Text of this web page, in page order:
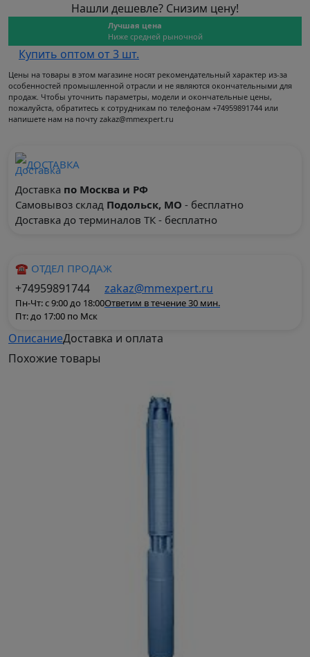
Нашли дешевле? Снизим цену!
Лучшая цена
Ниже средней рыночной
Купить оптом от 3 шт.
Цены на товары в этом магазине носят рекомендательный характер из-за
особенностей промышленной отрасли и не являются окончательными для
продаж. Чтобы уточнить параметры, модели и окончательные цены,
пожалуйста, обратитесь к сотрудникам по телефонам +74959891744 или
напишете нам на почту zakaz@mmexpert.ru
ДОСТАВКА
Доставка по Москва и РФ
Самовывоз склад Подольск, МО - бесплатно
Доставка до терминалов ТК - бесплатно
☎ ОТДЕЛ ПРОДАЖ
+74959891744
Пн-Чт: с 9:00 до 18:00
Пт: до 17:00 по Мск
zakaz@mmexpert.ru
Ответим в течение 30 мин.
ОписаниеДоставка и оплата
Похожие товары